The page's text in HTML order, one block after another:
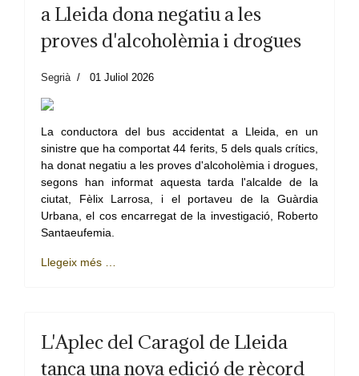
a Lleida dona negatiu a les
proves d'alcoholèmia i drogues
Segrià 01 Juliol 2026
La conductora del bus accidentat a Lleida, en un
sinistre que ha comportat 44 ferits, 5 dels quals crítics,
ha donat negatiu a les proves d'alcoholèmia i drogues,
segons han informat aquesta tarda l'alcalde de la
ciutat, Fèlix Larrosa, i el portaveu de la Guàrdia
Urbana, el cos encarregat de la investigació, Roberto
Santaeufemia.
Llegeix més …
L'Aplec del Caragol de Lleida
tanca una nova edició de rècord